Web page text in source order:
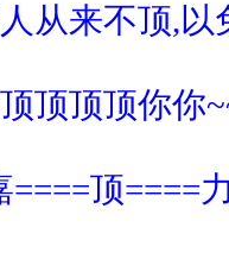
从来不顶,
顶顶顶你你
====顶====